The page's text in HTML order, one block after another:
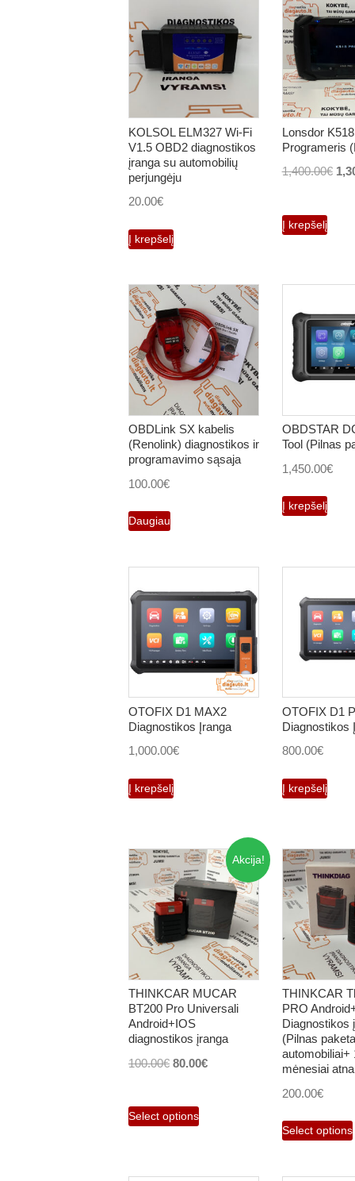
KOLSOL ELM327 Wi-Fi
V1.5 OBD2 diagnostikos
įranga su automobilių
perjungėju
20.00€
Į krepšelį
Lonsdor
Programeris
1,400.00€
Į krepšelį
OBDLink SX kabelis
(Renolink) diagnostikos ir
programavimo sąsaja
100.00€
Daugiau
OBDSTAR
Tool (Pilnas
1,450.00€
Į krepšelį
OTOFIX D1 MAX2
Diagnostikos Įranga
1,000.00€
Į krepšelį
OTOFIX D1
Diagnostikos
800.00€
Į krepšelį
Akcija!
THINKCAR MUCAR
BT200 Pro Universali
Android+IOS
diagnostikos įranga
100.00€ Original
was:
100.00€.
80.00€Current
Select options
THINKCAR
PRO
Diagnostikos
(Pilnas
automobiliai+
mėnesiai
200.00€
Select options